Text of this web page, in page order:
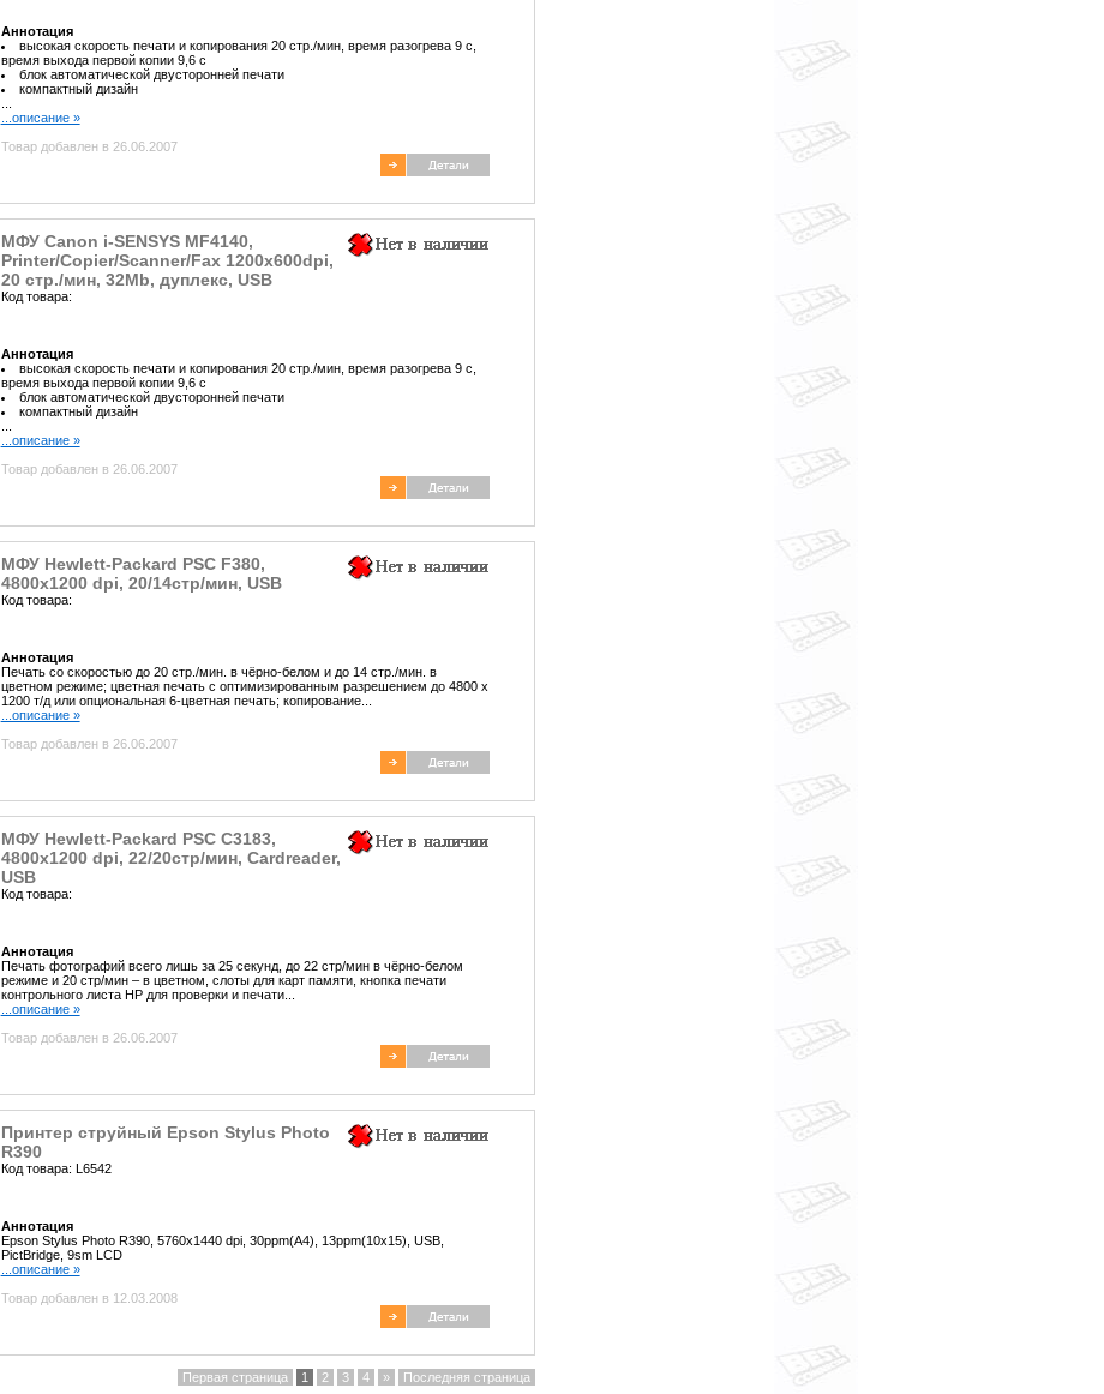
Аннотация
высокая скорость печати и копирования 20 стр./мин, время разогрева 9 с,
время выхода первой копии 9,6 с
блок автоматической двусторонней печати
компактный дизайн
...описание »
Товар добавлен в 26.06.2007
МФУ Canon i-SENSYS MF4140,
Printer/Copier/Scanner/Fax 1200х600dpi,
20 стр./мин, 32Mb, дуплекс, USB
Код товара:
Аннотация
высокая скорость печати и копирования 20 стр./мин, время разогрева 9 с,
время выхода первой копии 9,6 с
блок автоматической двусторонней печати
компактный дизайн
...описание »
Товар добавлен в 26.06.2007
МФУ Hewlett-Packard PSC F380,
4800x1200 dpi, 20/14стр/мин, USB
Код товара:
Аннотация
Печать со скоростью до 20 стр./мин. в чёрно-белом и до 14 стр./мин. в
цветном режиме; цветная печать с оптимизированным разрешением до 4800 x
1200 т/д или опциональная 6-цветная печать; копирование...
...описание »
Товар добавлен в 26.06.2007
МФУ Hewlett-Packard PSC C3183,
4800x1200 dpi, 22/20стр/мин, Cardreader,
USB
Код товара:
Аннотация
Печать фотографий всего лишь за 25 секунд, до 22 стр/мин в чёрно-белом
режиме и 20 стр/мин – в цветном, слоты для карт памяти, кнопка печати
контрольного листа HP для проверки и печати...
...описание »
Товар добавлен в 26.06.2007
Принтер струйный Epson Stylus Photo
R390
Код товара: L6542
Аннотация
Epson Stylus Photo R390, 5760x1440 dpi, 30ppm(A4), 13ppm(10x15), USB,
PictBridge, 9sm LCD
...описание »
Товар добавлен в 12.03.2008
Первая страница 1 2 3 4 » Последняя страница